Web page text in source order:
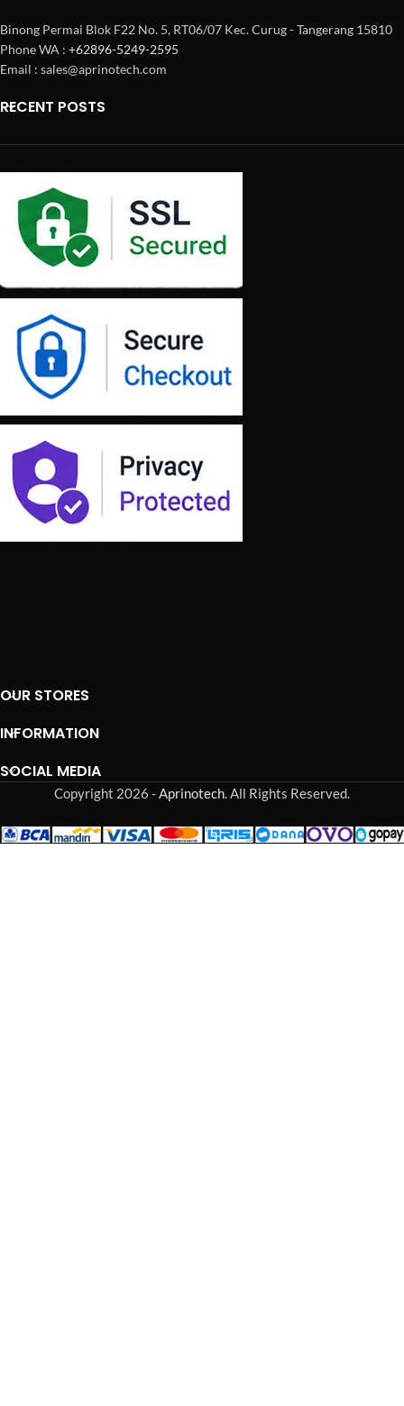
Binong Permai Blok F22 No. 5, RT06/07 Kec. Curug - Tangerang 15810
Phone WA : +62896-5249-2595
Email : sales@aprinotech.com
RECENT POSTS
OUR STORES
INFORMATION
SOCIAL MEDIA
Copyright 2026 -Aprinotech. All Rights Reserved.